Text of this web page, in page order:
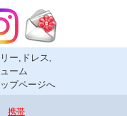
ー,ドレス,
ーム
プページへ
携帯